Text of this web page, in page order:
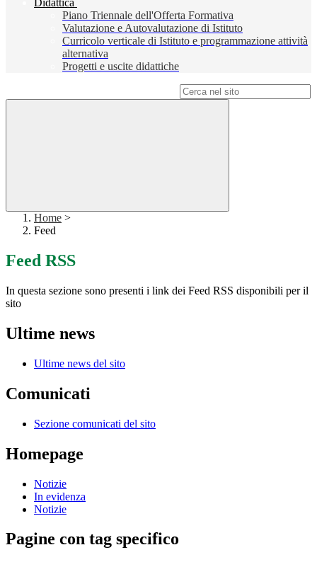
Didattica
Piano Triennale dell'Offerta Formativa
Valutazione e Autovalutazione di Istituto
Curricolo verticale di Istituto e programmazione attività
alternativa
Progetti e uscite didattiche
Home >
Feed
Feed RSS
In questa sezione sono presenti i link dei Feed RSS disponibili per il
sito
Ultime news
Ultime news del sito
Comunicati
Sezione comunicati del sito
Homepage
Notizie
In evidenza
Notizie
Pagine con tag specifico